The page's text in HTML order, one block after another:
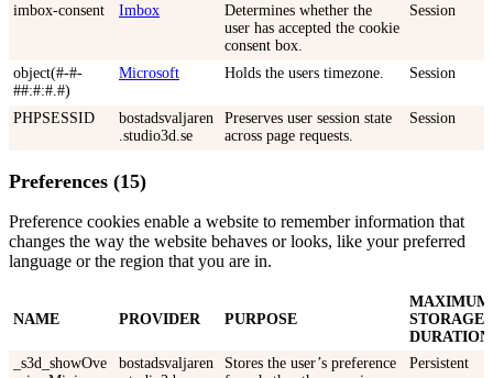
imbox-consent Imbox
Determines whether the
user has accepted the cookie
consent box.
Session
object(#-#-
##:#:#.#)
Microsoft Holds the users timezone. Session
PHPSESSID
bostadsvaljaren
.studio3d.se
Preserves user session state
across page requests.
Session
Preferences (15)
Preference cookies enable a website to remember information that
changes the way the website behaves or looks, like your preferred
language or the region that you are in.
NAME PROVIDER PURPOSE
MAXIMUM
STORAGE
DURATION
_s3d_showOve
bostadsvaljaren
Stores the user’s preference
Persistent